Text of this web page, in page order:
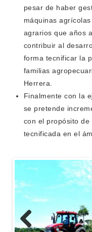
pesar de haber
máquinas
agrarios que años
contribuir al
forma tecnificar la
familias
Herrera.
Finalmente con la
se pretende
con el propósito
tecnificada en el